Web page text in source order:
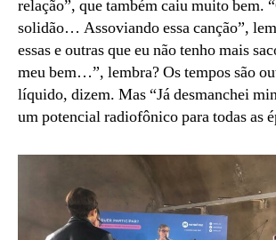
relação”, que também caiu muito bem.
solidão… Assoviando essa canção”,
essas e outras que eu não tenho mais
meu bem…”, lembra? Os tempos são
líquido, dizem. Mas “Já desmanchei
um potencial radiofônico para todas as